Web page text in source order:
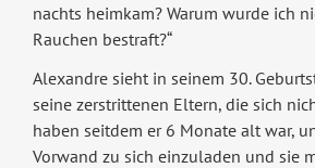
nachts heimkam? Warum wurde ich
Rauchen bestraft?“
Alexandre sieht in seinem 30.
seine zerstrittenen Eltern, die sich
haben seitdem er 6 Monate alt war,
Vorwand zu sich einzuladen und sie